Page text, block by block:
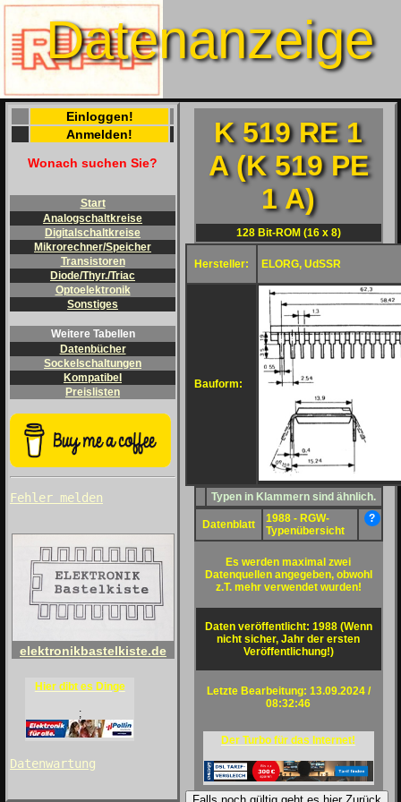
Datenanzeige
Einloggen!
Anmelden!
Wonach suchen Sie?
Start
Analogschaltkreise
Digitalschaltkreise
Mikrorechner/Speicher
Transistoren
Diode/Thyr./Triac
Optoelektronik
Sonstiges
Weitere Tabellen
Datenbücher
Sockelschaltungen
Kompatibel
Preislisten
Fehler melden
elektronikbastelkiste.de
Hier dibt es Dinge
;
Datenwartung
K 519 RE 1
A (K 519 PE
1 A)
128 Bit-ROM (16 x 8)
Hersteller: ELORG, UdSSR
Bauform:
Typen in Klammern sind ähnlich.
Datenblatt
1988 - RGW-
Typenübersicht
?
Es werden maximal zwei
Datenquellen angegeben, obwohl
z.T. mehr verwendet wurden!
Daten veröffentlicht: 1988 (Wenn
nicht sicher, Jahr der ersten
Veröffentlichung!)
Letzte Bearbeitung: 13.09.2024 /
08:32:46
Der Turbo für das Internet!